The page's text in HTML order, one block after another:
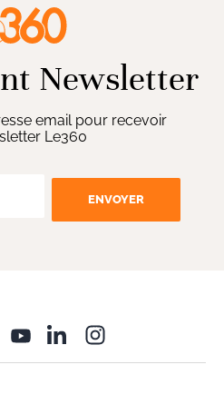
Newsletter
email pour recevoir
Le360
ENVOYER